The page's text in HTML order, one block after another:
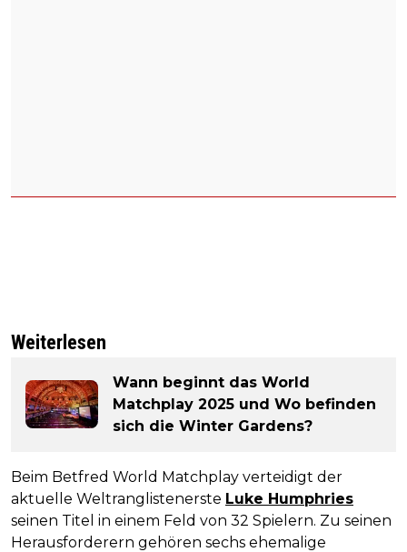
Weiterlesen
Wann beginnt das World
Matchplay 2025 und Wo befinden
sich die Winter Gardens?
Beim Betfred World Matchplay verteidigt der
aktuelle Weltranglistenerste Luke Humphries
seinen Titel in einem Feld von 32 Spielern. Zu seinen
Herausforderern gehören sechs ehemalige